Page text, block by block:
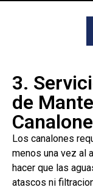
3.
de
Los canalones
menos una vez al
hacer que las
atascos ni